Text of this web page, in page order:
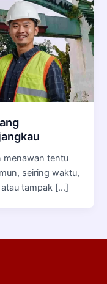
menawan tentu
seiring waktu,
atau tampak […]